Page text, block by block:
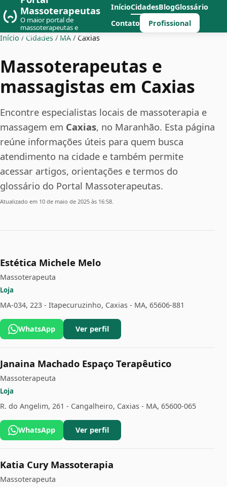
Massoterapeutas
O maior portal de
massoterapeutas e
massagistas do Brasil
InícioCidadesBlogGlossário
Contato
Profissional
Início / Cidades / MA / Caxias
Massoterapeutas e
massagistas em Caxias
Encontre especialistas locais de massoterapia e
massagem em Caxias, no Maranhão. Esta página
reúne informações úteis para quem busca
atendimento na cidade e também permite
acessar artigos, orientações e termos do
glossário do Portal Massoterapeutas.
Atualizado em 10 de maio de 2025 às 16:58.
Estética Michele Melo
Massoterapeuta
Loja
MA-034, 223 - Itapecuruzinho, Caxias - MA, 65606-881
WhatsApp Ver perfil
Janaina Machado Espaço Terapêutico
Massoterapeuta
Loja
R. do Angelim, 261 - Cangalheiro, Caxias - MA, 65600-065
WhatsApp Ver perfil
Katia Cury Massoterapia
Massoterapeuta